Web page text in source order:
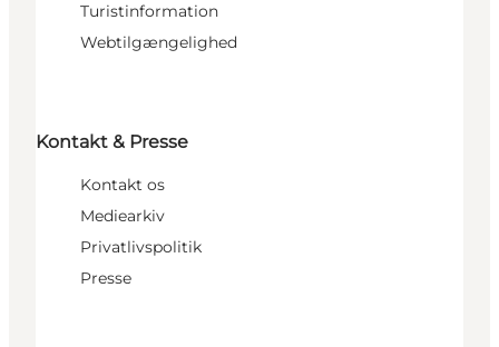
Turistinformation
Webtilgængelighed
Kontakt & Presse
Kontakt os
Mediearkiv
Privatlivspolitik
Presse